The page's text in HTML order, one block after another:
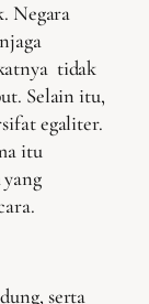
Negara
tidak
Selain itu,
egaliter.
itu
serta